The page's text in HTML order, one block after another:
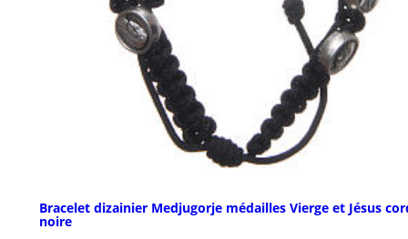
Bracelet dizainier Medjugorje médailles Vierge et Jésus
noire